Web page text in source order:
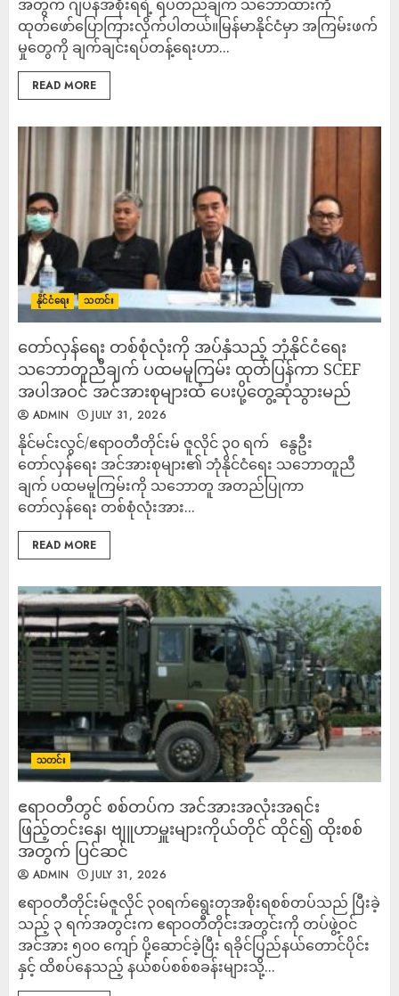
အတွက် ဂျပန်အစိုးရရဲ့ ရပ်တည်ချက် သဘောထားကို
ထုတ်ဖော်ပြောကြားလိုက်ပါတယ်။မြန်မာနိုင်ငံမှာ အကြမ်းဖက်
မှုတွေကို ချက်ချင်းရပ်တန့်ရေးဟာ...
READ MORE
နိုင်ငံရေး သတင်း
တော်လှန်ရေး တစ်စုံလုံးကို အပ်နှံသည့် ဘုံနိုင်ငံရေး
သဘောတူညီချက် ပထမမူကြမ်း ထုတ်ပြန်ကာ SCEF
အပါအဝင် အင်အားစုများထံ ပေးပို့တွေ့ဆုံသွားမည်
ADMIN JULY 31, 2026
နိုင်မင်းလွင်/ဧရာဝတီတိုင်းမ် ဇူလိုင် ၃၀ ရက် နွေဦး
တော်လှန်ရေး အင်အားစုများ၏ ဘုံနိုင်ငံရေး သဘောတူညီ
ချက် ပထမမူကြမ်းကို သဘောတူ အတည်ပြုကာ
တော်လှန်ရေး တစ်စုံလုံးအား...
READ MORE
သတင်း
ဧရာဝတီတွင် စစ်တပ်က အင်အားအလုံးအရင်း
ဖြည့်တင်းနေ၊ ဗျူဟာမှူးများကိုယ်တိုင် ထိုင်၍ ထိုးစစ်
အတွက် ပြင်ဆင်
ADMIN JULY 31, 2026
‎ဧရာဝတီတိုင်းမ်‎ဇူလိုင် ၃၀ရက်‎ရွေးတုအစိုးရစစ်တပ်သည် ပြီးခဲ့
သည့် ၃ ရက်အတွင်းက ‎ဧရာဝတီတိုင်းအတွင်းကို တပ်ဖွဲ့ဝင်
အင်အား ၅၀၀ ကျော် ပို့ဆောင်ခဲ့ပြီး ရခိုင်ပြည်နယ်တောင်ပိုင်း
နှင့် ထိစပ်နေသည့် နယ်စပ်စစ်စခန်းများသို့...